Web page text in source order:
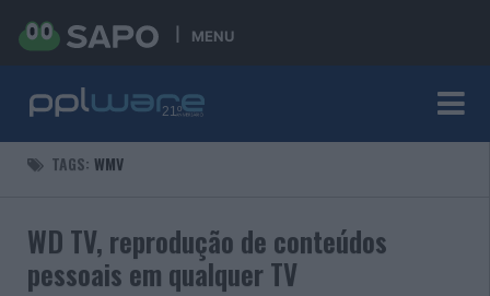
MENU
TAGS: WMV
WD TV, reprodução de conteúdos
pessoais em qualquer TV